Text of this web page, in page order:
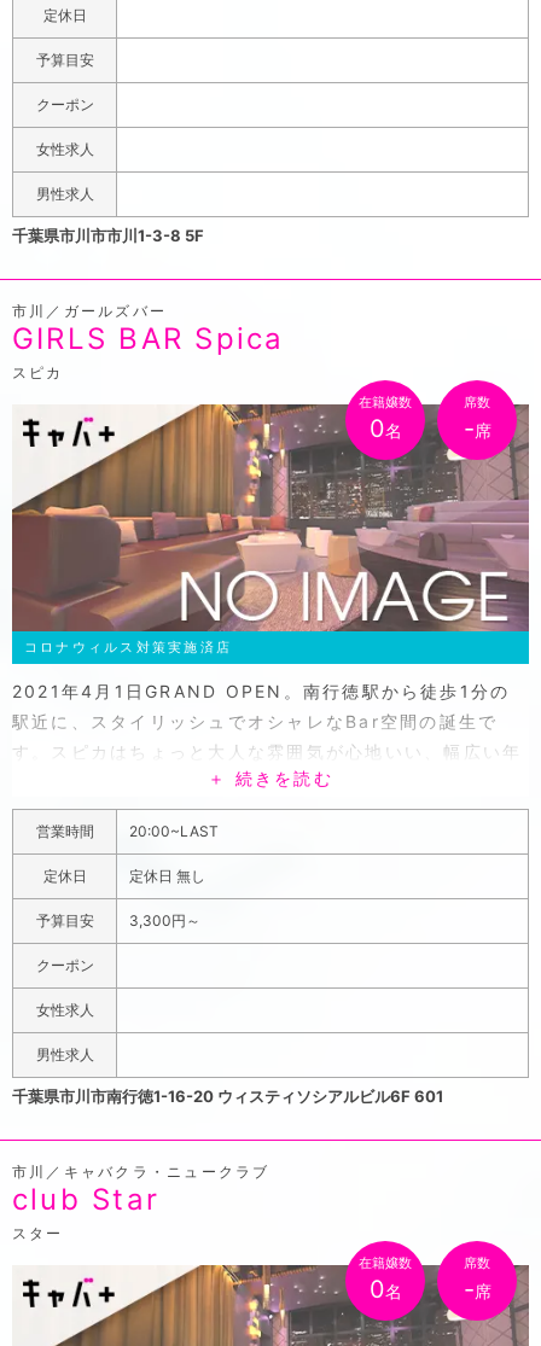
持ち込みもできるカジュアルスタイル。旨いお酒を安く楽
しめて、新たな行きつけとしてもおすすめでしょう。
定休日
予算目安
クーポン
女性求人
男性求人
千葉県市川市市川1-3-8 5F
市川／ガールズバー
GIRLS BAR Spica
スピカ
在籍嬢数
0名
席数
-席
コロナウィルス対策実施済店
2021年4月1日GRAND OPEN。南行徳駅から徒歩1分の
駅近に、スタイリッシュでオシャレなBar空間の誕生で
す。スピカはちょっと大人な雰囲気が心地いい、幅広い年
齢層が楽しめるガールズバー。20代前半を中心にキラキラ
笑顔の可愛いスピカGirlsが、スタイリッシュなブラウス×
黒スカートスタイルでお待ちしています。親近感いっぱい
フレンドリーな女の子たちですが、ゲストをお迎えする接
客はしっかり心得ています。一度来れば、その気負わずく
つろげる居心地にハマること間違いなし。他のガールズバ
ーとは一味違いますよ。料金設定は1セット60分3,000円
(税サ別)。さらに飲み放題(ビール・焼酎・ウイスキー・カ
クテル各種)＋カラオケ無料で歌い放題付き。もちろんダ
ーツの設置もあります。女性の方は男性のお客様と一緒の
来店で、セット料金を半額でご案内。男女問わず楽しめる
分】に拡大するお得なクーポンもご用意しました。ご来店
の際はぜひ「ポケパラを見た」とお伝えください。足を運
ぶなら気になった今夜に。南行徳でどこよりも楽しく、元
気になれる場所として、Supica(スピカ)は明るく輝きま
＋ 続きを読む
営業時間 20:00~LAST
定休日 定休日 無し
予算目安 3,300円～
クーポン
女性求人
男性求人
千葉県市川市南行徳1-16-20 ウィスティソシアルビル6F 601
市川／キャバクラ・ニュークラブ
club Star
スター
在籍嬢数
0名
席数
-席